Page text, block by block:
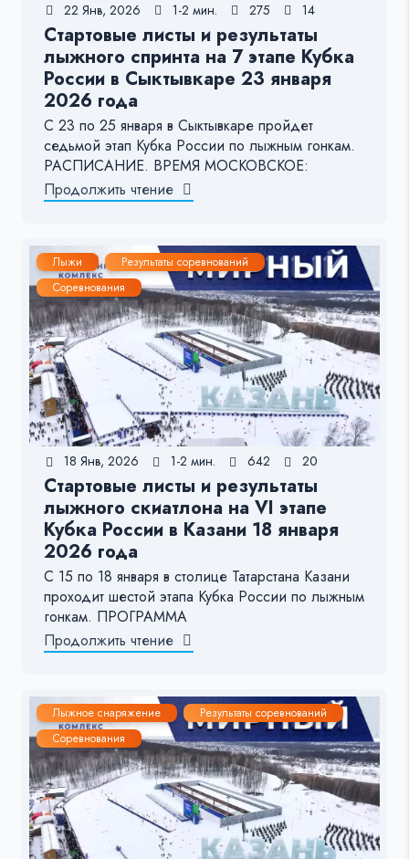
22 Янв, 2026 1-2 мин. 275 14
Стартовые листы и результаты
лыжного спринта на 7 этапе Кубка
России в Сыктывкаре 23 января
2026 года
С 23 по 25 января в Сыктывкаре пройдет
седьмой этап Кубка России по лыжным гонкам.
РАСПИСАНИЕ. ВРЕМЯ МОСКОВСКОЕ:
Продолжить чтение
Лыжи
Результаты соревнований
Соревнования
18 Янв, 2026 1-2 мин. 642 20
Стартовые листы и результаты
лыжного скиатлона на VI этапе
Кубка России в Казани 18 января
2026 года
С 15 по 18 января в столице Татарстана Казани
проходит шестой этапа Кубка России по лыжным
гонкам. ПРОГРАММА
Продолжить чтение
Лыжное снаряжение
Результаты соревнований
Соревнования